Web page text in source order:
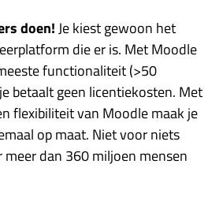
doen!Je kiest gewoon het
die er is. Met Moodle
functionaliteit (>50
betaalt geen licentiekosten. Met
flexibiliteit van Moodle maak je
op maat. Niet voor niets
dan 360 miljoen mensen